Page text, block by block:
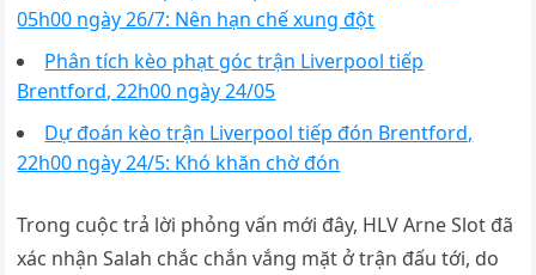
05h00 ngày 26/7: Nên hạn chế xung đột
Phân tích kèo phạt góc trận Liverpool tiếp
Brentford, 22h00 ngày 24/05
Dự đoán kèo trận Liverpool tiếp đón Brentford,
22h00 ngày 24/5: Khó khăn chờ đón
Trong cuộc trả lời phỏng vấn mới đây, HLV Arne Slot đã
xác nhận Salah chắc chắn vắng mặt ở trận đấu tới, do